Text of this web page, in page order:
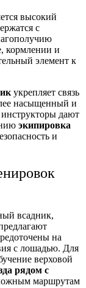
высокий
с
кормлении и
элемент к
укрепляет связь
насыщенный и
дают
экипировка
и
всадник,
на
с лошадью. Для
верховой
рядом с
маршрутам